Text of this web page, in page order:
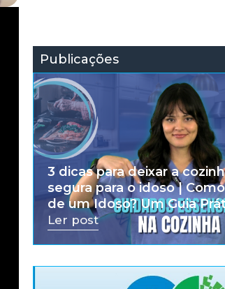
Publicações
3 dicas para deixar a
segura para o idoso |
de um Idoso? Um Guia
Ler post